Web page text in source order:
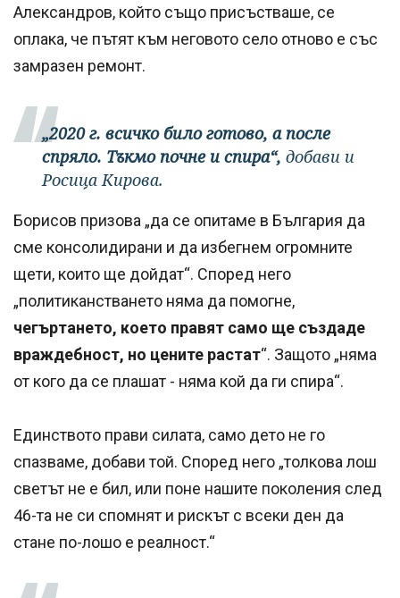
Александров, който също присъстваше, се
оплака, че пътят към неговото село отново е със
замразен ремонт.
„2020 г. всичко било готово, а после
спряло. Тъкмо почне и спира“, добави и
Росица Кирова.
Борисов призова „да се опитаме в България да
сме консолидирани и да избегнем огромните
щети, които ще дойдат“. Според него
„политиканстването няма да помогне,
чегъртането, което правят само ще създаде
враждебност, но цените растат“. Защото „няма
от кого да се плашат - няма кой да ги спира“.
Единството прави силата, само дето не го
спазваме, добави той. Според него „толкова лош
светът не е бил, или поне нашите поколения след
46-та не си спомнят и рискът с всеки ден да
стане по-лошо е реалност.“